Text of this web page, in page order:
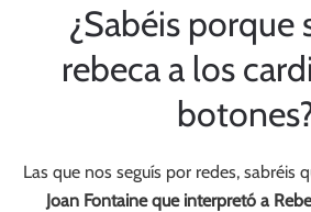
¿Sabéis porque
rebeca a los
Las que nos seguís por redes, sabréis
Joan Fontaine que interpretó a